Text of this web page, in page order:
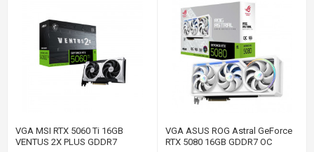
VGA MSI RTX 5060 Ti 16GB
VENTUS 2X PLUS GDDR7
VGA ASUS ROG Astral GeForce
RTX 5080 16GB GDDR7 OC